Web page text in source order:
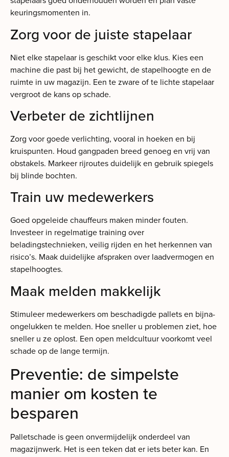
keuringsmomenten in.
Zorg voor de juiste stapelaar
Niet elke stapelaar is geschikt voor elke klus. Kies een
machine die past bij het gewicht, de stapelhoogte en de
ruimte in uw magazijn. Een te zware of te lichte stapelaar
vergroot de kans op schade.
Verbeter de zichtlijnen
Zorg voor goede verlichting, vooral in hoeken en bij
kruispunten. Houd gangpaden breed genoeg en vrij van
obstakels. Markeer rijroutes duidelijk en gebruik spiegels
bij blinde bochten.
Train uw medewerkers
Goed opgeleide chauffeurs maken minder fouten.
Investeer in regelmatige training over
beladingstechnieken, veilig rijden en het herkennen van
risico’s. Maak duidelijke afspraken over laadvermogen en
stapelhoogtes.
Maak melden makkelijk
Stimuleer medewerkers om beschadigde pallets en bijna-
ongelukken te melden. Hoe sneller u problemen ziet, hoe
sneller u ze oplost. Een open meldcultuur voorkomt veel
schade op de lange termijn.
Preventie: de simpelste
manier om kosten te
besparen
Palletschade is geen onvermijdelijk onderdeel van
magazijnwerk. Het is een teken dat er iets beter kan. En